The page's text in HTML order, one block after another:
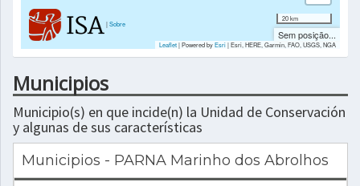
|Sobre
20 km
Sem posição...
Leaflet| Powered byEsri|Esri, HERE, Garmin, FAO, USGS, NGA
Municipios
Municipio(s) en que incide(n) la Unidad de Conservación
y algunas de sus características
Municipios - PARNA Marinho dos Abrolhos